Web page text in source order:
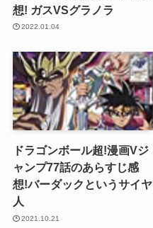
想! ガスVSグラノラ
2022.01.04
ドラゴンボール超!漫画Vジ
ャンプ77話のあらすじ感
想!バーダックというサイヤ
人
2021.10.21